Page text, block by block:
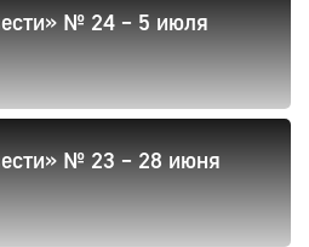
№ 24 – 5 июля
№ 23 – 28 июня